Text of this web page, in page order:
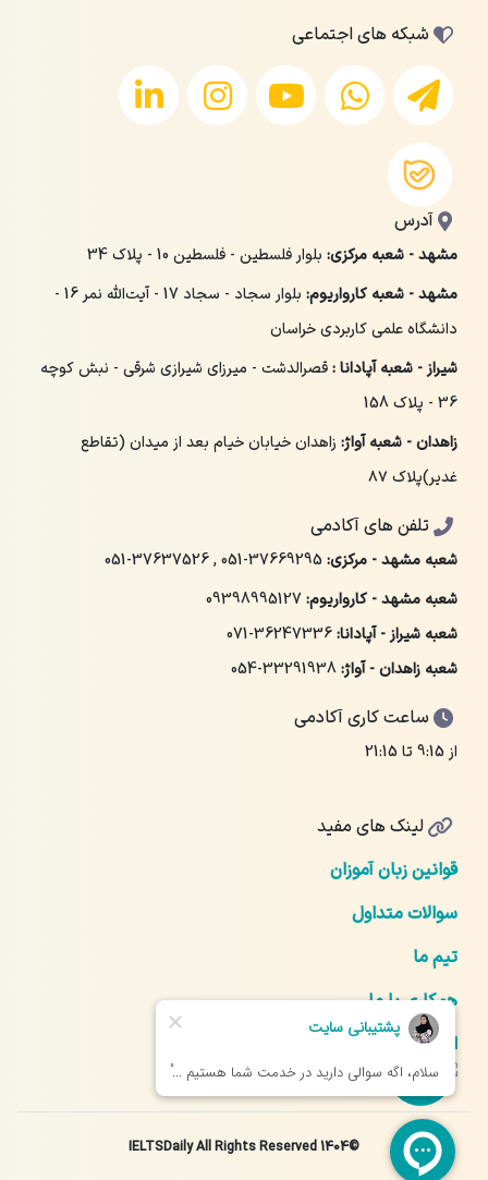
شبکه های اجتماعی
آدرس
مشهد - شعبه مرکزی: بلوار فلسطین - فلسطین 10 - پلاک 34
مشهد - شعبه کارواریوم:
بلوار سجاد - سجاد 17 - آیت‌الله نمر 16 -
دانشگاه علمی کاربردی خراسان
شیراز - شعبه آپادانا :قصرالدشت - میرزای شیرازی شرقی - نبش کوچه
36 - پلاک 158
زاهدان - شعبه آواژ: زاهدان خیابان خیام بعد از میدان (تقاطع
غدیر)پلاک ۸۷
تلفن های آکادمی
شعبه مشهد - مرکزی: 051-37669295
,
051-37637526
شعبه مشهد - کارواریوم:09398995127
شعبه شیراز - آپادانا:071-36247336
شعبه زاهدان - آواژ:054-33291938
ساعت کاری آکادمی
از 9:15 تا 21:15
لینک های مفید
قوانین زبان آموزان
سوالات متداول
تیم ما
همکاری با ما
ارتباط با ما
©1404 IELTSDaily All Rights Reserved